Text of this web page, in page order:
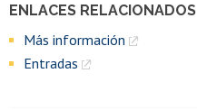
ENLACES RELACIONADOS
Más información
Entradas